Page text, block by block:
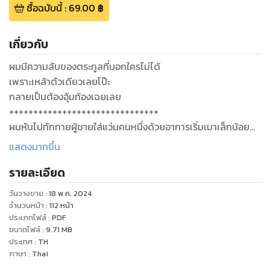
ซื้อฉบับนี้: 69.00 ฿
เกี่ยวกับ
ผมมีความลับของตระกูลที่บอกใครไม่ได้
เพราะเหล้าตัวเดียวเลยโป๊ะ
กลายเป็นต้องอุ้มท้องเฉยเลย
+++++++++++++++++++++++++++++++
ผมหันไปทักทายผู้ชายใส่แว่นคนหนึ่งด้วยอาการเริ่มเมาเล็กน้อย
จริงๆ คืนนี้ผมลากเพื่อนมาด้วยคนหนึ่งนะ แต่เมื่อสิบนาทีก่อนมัน
"แล้วเห็นใครมากับผมไหมล่ะ"
"อ้าว ถามดีๆ ตอบแมวๆ กวนแบบนี้เดี๋ยวก็จับจูบซะหรอก"
นิ้วชี้หน้าอีกฝ่ายอย่างคาดโทษเอาไว้ ติดไว้ก่อนเหอะมึง ล้างคำสาป
ได้เมื่อไหร่กูจะกลับมาจูบให้ปากเจ่อบวมฉึ่งถึงหน้าปากซอยเลย
"ชักอยากโดนจูบแล้วสิ"
อีกฝ่ายแล่บลิ้นเลียริมฝีปาก เสือซุ่มนี่นา ท่าทางคงเชี่ยวพอดู
แสดงมากขึ้น
รายละเอียด
วันวางขาย : 18 พ.ค. 2024
จำนวนหน้า : 112 หน้า
ประเภทไฟล์: PDF
ขนาดไฟล์: 9.71 MB
ประเทศ: TH
ภาษา : Thai